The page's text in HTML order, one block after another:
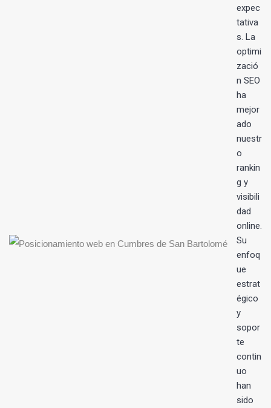
expec
tativa
s. La
optimi
zació
n SEO
ha
mejor
ado
nuestr
o
rankin
g y
visibili
dad
online.
Su
enfoq
ue
estrat
égico
y
sopor
te
contin
uo
han
sido